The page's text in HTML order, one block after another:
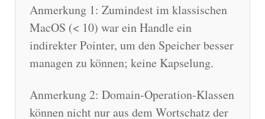
Anmerkung 1: Zumindest im klassischen
MacOS (< 10) war ein Handle ein
indirekter Pointer, um den Speicher besser
managen zu können; keine Kapselung.
Anmerkung 2: Domain-Operation-Klassen
können nicht nur aus dem Wortschatz der